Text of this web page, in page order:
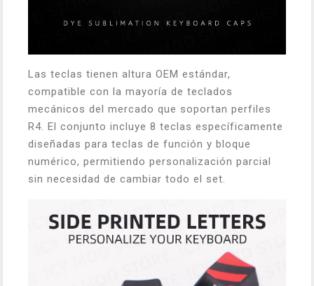
Las teclas tienen altura OEM estándar,
compatible con la mayoría de teclados
mecánicos del mercado que soportan perfiles
R4. El conjunto incluye 8 teclas específicamente
diseñadas para teclas de función y bloque
numérico, permitiendo personalización parcial
sin necesidad de cambiar todo el set.